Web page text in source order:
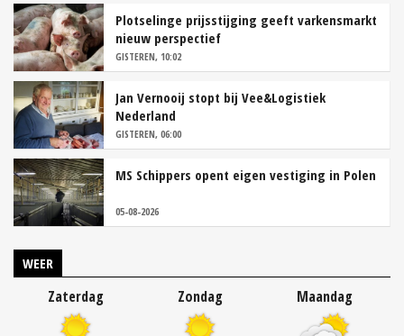
Plotselinge prijsstijging geeft varkensmarkt
nieuw perspectief
GISTEREN, 10:02
Jan Vernooij stopt bij Vee&Logistiek
Nederland
GISTEREN, 06:00
MS Schippers opent eigen vestiging in Polen
05-08-2026
WEER
Zaterdag Zondag Maandag